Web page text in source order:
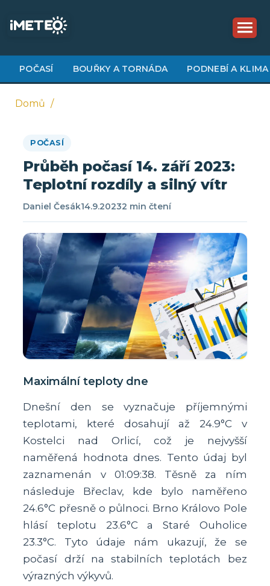
obsahu
POČASÍ BOUŘKY A TORNÁDA PODNEBÍ A KLIMA
navigace
Domů
POČASÍ
Průběh počasí 14. září 2023:
Teplotní rozdíly a silný vítr
Daniel Česák14.9.20232 min čtení
Maximální teploty dne
Dnešní den se vyznačuje příjemnými
teplotami, které dosahují až 24.9°C v
Kostelci nad Orlicí, což je nejvyšší
naměřená hodnota dnes. Tento údaj byl
zaznamenán v 01:09:38. Těsně za ním
následuje Břeclav, kde bylo naměřeno
24.6°C přesně o půlnoci. Brno Královo Pole
hlásí teplotu 23.6°C a Staré Ouholice
23.3°C. Tyto údaje nám ukazují, že se
počasí drží na stabilních teplotách bez
výrazných výkyvů.